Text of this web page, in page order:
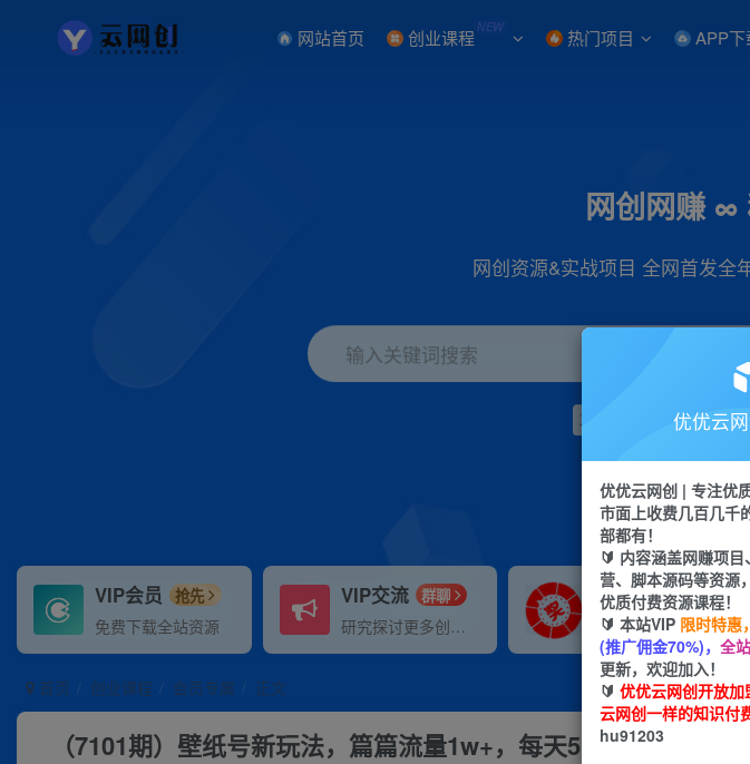
网站首页 创业课程 NEW 热门项目 APP下
网创网赚 ∞
网创资源&实战项目 全网首发全
输入关键词搜索
项目 引流
VIP会员 抢先
免费下载全站资源
VIP交流 群聊
研究探讨更多创业项目路子。
VIP推广
70%分佣
会员专属推广链接
首页 创业课程 会员专属 正文
（7101期）壁纸号新玩法，篇篇流量1w+，每天5分钟收益500，
优优云
优优云网创 | 专注优
市面上收费几百几千
部都有！
🔰 内容涵盖网赚项
营、脚本源码等资源
优质付费资源课程！
🔰 本站VIP 限时特惠，
(推广佣金70%)， 全
更新，欢迎加入！
🔰 优优云网创开放
云网创一样的知识付
hu91203